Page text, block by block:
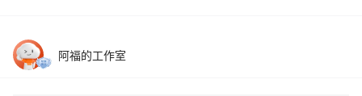
阿福的工作室